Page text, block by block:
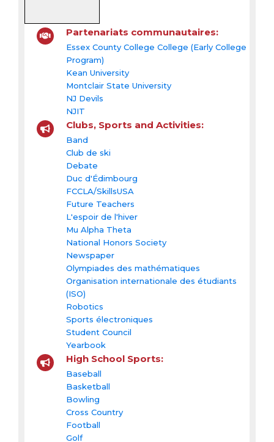
Partenariats communautaires:
Essex County College College (Early College
Program)
Kean University
Montclair State University
NJ Devils
NJIT
Clubs, Sports and Activities:
Band
Club de ski
Debate
Duc d'Édimbourg
FCCLA/SkillsUSA
Future Teachers
L'espoir de l'hiver
Mu Alpha Theta
National Honors Society
Newspaper
Olympiades des mathématiques
Organisation internationale des étudiants
(ISO)
Robotics
Sports électroniques
Student Council
Yearbook
High School Sports:
Baseball
Basketball
Bowling
Cross Country
Football
Golf